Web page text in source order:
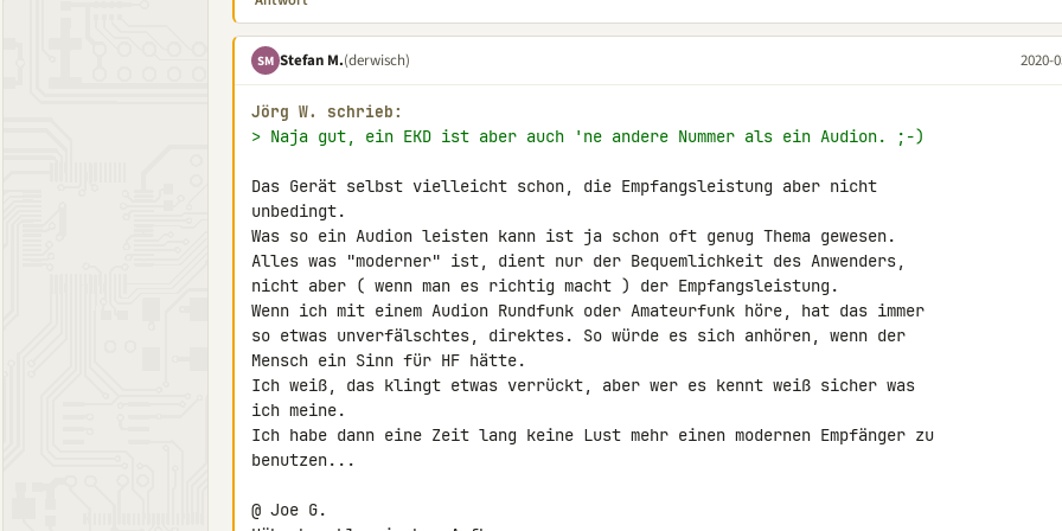
SM Stefan M.(derwisch) 2020-
Jörg W. schrieb:
> Naja gut, ein EKD ist aber auch 'ne andere Nummer als ein Audion. ;-)
Das Gerät selbst vielleicht schon, die Empfangsleistung aber nicht
unbedingt.
Was so ein Audion leisten kann ist ja schon oft genug Thema gewesen.
Alles was "moderner" ist, dient nur der Bequemlichkeit des Anwenders,
nicht aber ( wenn man es richtig macht ) der Empfangsleistung.
Wenn ich mit einem Audion Rundfunk oder Amateurfunk höre, hat das immer
so etwas unverfälschtes, direktes. So würde es sich anhören, wenn der
Mensch ein Sinn für HF hätte.
Ich weiß, das klingt etwas verrückt, aber wer es kennt weiß sicher was
ich meine.
Ich habe dann eine Zeit lang keine Lust mehr einen modernen Empfänger zu
benutzen...
@ Joe G.